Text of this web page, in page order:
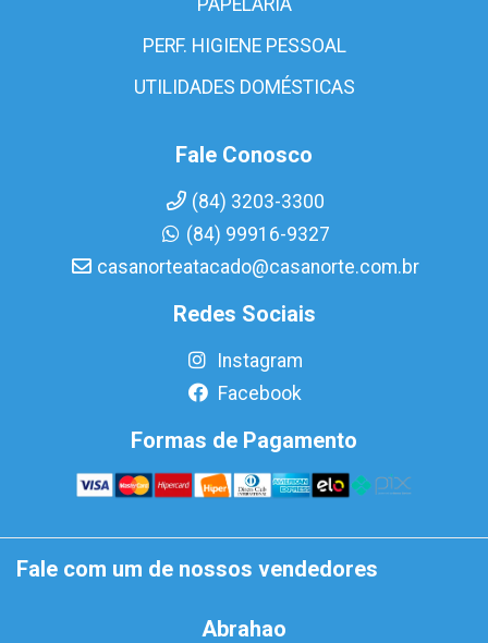
PAPELARIA
PERF. HIGIENE PESSOAL
UTILIDADES DOMÉSTICAS
Fale Conosco
(84) 3203-3300
(84) 99916-9327
casanorteatacado@casanorte.com.br
Redes Sociais
Instagram
Facebook
Formas de Pagamento
Fale com um de nossos vendedores
Abrahao